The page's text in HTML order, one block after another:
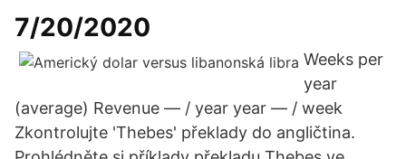
7/20/2020
Weeks per
year
(average) Revenue — / year year — / week
Zkontrolujte 'Thebes' překlady do angličtina.